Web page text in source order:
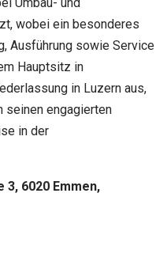
wobei ein besonderes
Ausführung sowie Service
Hauptsitz in
in Luzern aus,
seinen engagierten
in der
6020 Emmen,